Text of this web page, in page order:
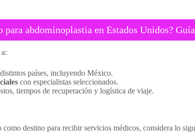
para abdominoplastia en Estados Unidos?
países, incluyendo México.
con especialistas seleccionados.
tiempos de recuperación y logística de viaje.
destino para recibir servicios médicos, considera lo